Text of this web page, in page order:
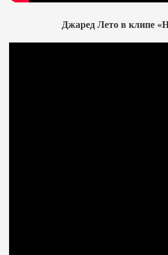
Джаред Лето в клипе